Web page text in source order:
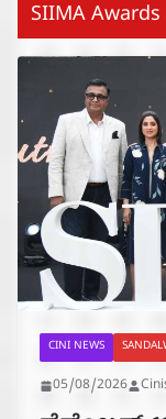
SIIMA Awards
CINI NEWS
05/08/2026